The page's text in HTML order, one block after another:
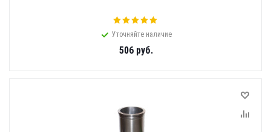
Уточняйте наличие
506руб.